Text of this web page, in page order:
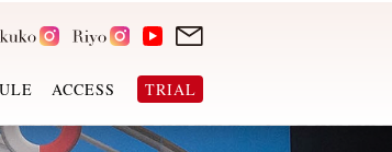
ACCESS TRIAL